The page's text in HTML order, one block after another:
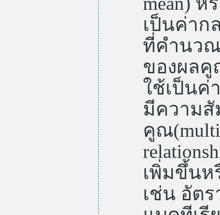
เป็นค่าก
ที่คำนวณ
ของผล
ใช้เป็นค่
มีความสั
คูณ
เพิ่มขึ้นห
เช่น อัต